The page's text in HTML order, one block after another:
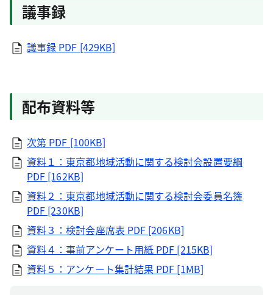
議事録
議事録 PDF [429KB]
配布資料等
次第 PDF [100KB]
資料１：東京都地域活動に関する検討会設置要綱
PDF [162KB]
資料２：東京都地域活動に関する検討会委員名簿
PDF [230KB]
資料３：検討会座席表 PDF [206KB]
資料４：事前アンケート用紙 PDF [215KB]
資料５：アンケート集計結果 PDF [1MB]